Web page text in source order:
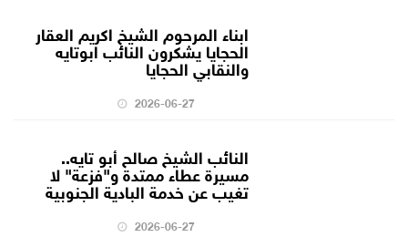
ابناء المرحوم الشيخ اكريم العقار
الحجايا يشكرون النائب ابوتايه
والنقابي الحجايا
2026-06-27
النائب الشيخ صالح أبو تايه..
مسيرة عطاء ممتدة و"فزعة" لا
تغيب عن خدمة البادية الجنوبية
2026-06-27